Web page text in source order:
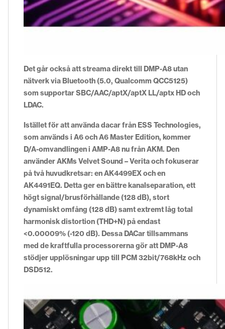
Det går också att streama direkt till DMP-A8 utan
nätverk via Bluetooth (5.0, Qualcomm QCC5125)
som supportar SBC/AAC/aptX/aptX LL/aptx HD och
LDAC.
Istället för att använda dacar från ESS Technologies,
som används i A6 och A6 Master Edition, kommer
D/A-omvandlingen i AMP-A8 nu från AKM. Den
använder AKMs Velvet Sound – Verita och fokuserar
på två huvudkretsar: en AK4499EX och en
AK4491EQ. Detta ger en bättre kanalseparation, ett
högt signal/brusförhållande (128 dB), stort
dynamiskt omfång (128 dB) samt extremt låg total
harmonisk distortion (THD+N) på endast
<0.00009% (-120 dB). Dessa DACar tillsammans
med de kraftfulla processorerna gör att DMP-A8
stödjer upplösningar upp till PCM 32bit/768kHz och
DSD512.